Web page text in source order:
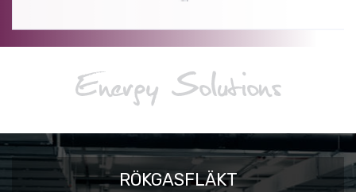
RÖKGASFLÄKT